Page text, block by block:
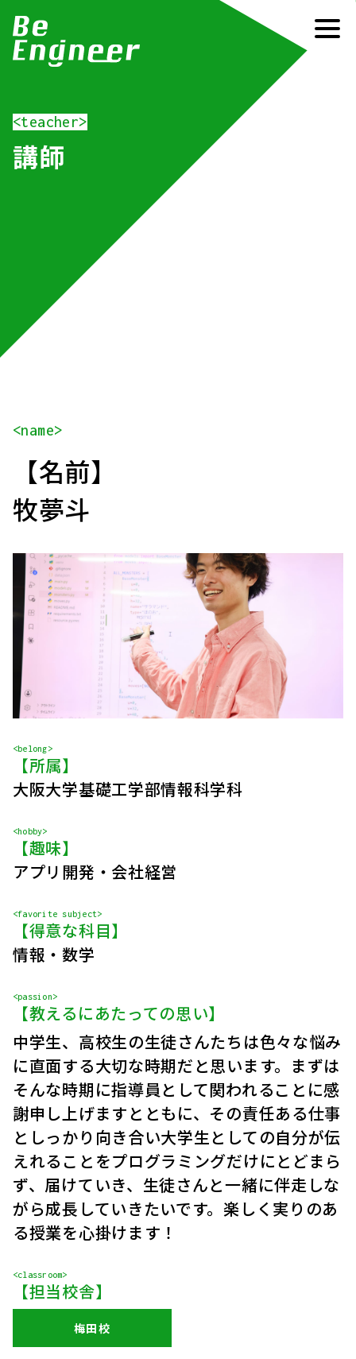
<teacher>
講師
<name>
【名前】
牧夢斗
<belong>
【所属】
大阪大学基礎工学部情報科学科
<hobby>
【趣味】
アプリ開発・会社経営
<favorite subject>
【得意な科目】
情報・数学
<passion>
【教えるにあたっての思い】
中学生、高校生の生徒さんたちは色々な悩み
に直面する大切な時期だと思います。まずは
そんな時期に指導員として関われることに感
謝申し上げますとともに、その責任ある仕事
としっかり向き合い大学生としての自分が伝
えれることをプログラミングだけにとどまら
ず、届けていき、生徒さんと一緒に伴走しな
がら成長していきたいです。楽しく実りのあ
る授業を心掛けます！
<classroom>
【担当校舎】
梅田校